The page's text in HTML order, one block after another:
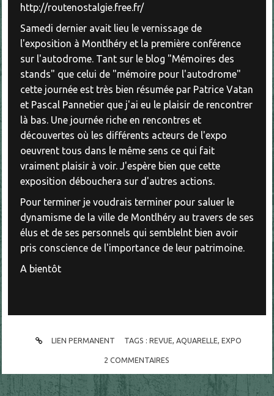
http://routenostalgie.free.fr/
Samedi dernier avait lieu le vernissage de
l'exposition à Montlhéry et la première conférence
sur l'autodrome. Tant sur le blog "Mémoires des
stands" que celui de "mémoire pour l'autodrome"
cette journée est très bien résumée par Patrice Vatan
et Pascal Pannetier que j'ai eu le plaisir de rencontrer
là bas. Une journée riche en rencontres et
découvertes où les différents acteurs de l'expo
oeuvrent tous dans le même sens ce qui fait
vraiment plaisir à voir. J'espère bien que cette
exposition débouchera sur d'autres actions.
Pour terminer je voudrais terminer pour saluer le
dynamisme de la ville de Montlhéry au travers de ses
élus et de ses personnels qui semblelnt bien avoir
pris conscience de l'importance de leur patrimoine.
A bientôt
LIEN PERMANENT TAGS :REVUE AQUARELLE ,EXPO
2 COMMENTAIRES